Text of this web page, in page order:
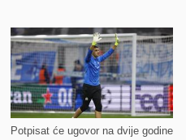
Potpisat će ugovor na dvije godine